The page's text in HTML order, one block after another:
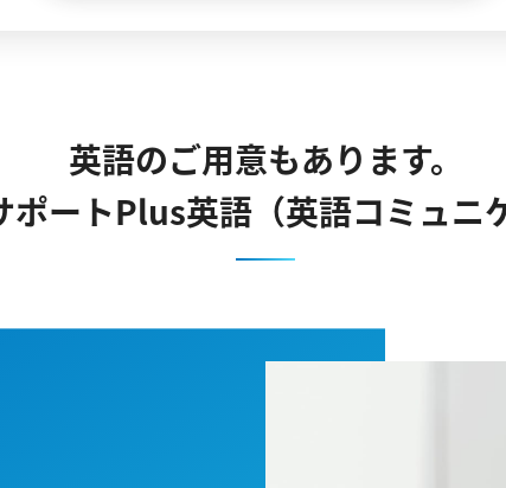
英語のご用意もあります。
ポートPlus英語（英語コミュニ